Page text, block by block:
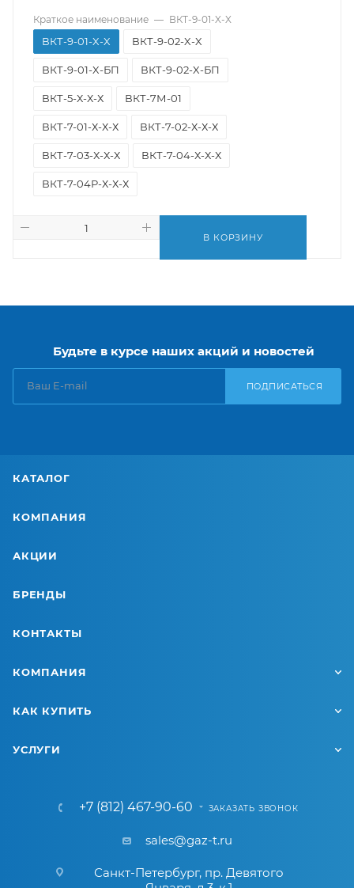
Краткое наименование — ВКТ-9-01-X-X
ВКТ-9-01-X-X ВКТ-9-02-X-X
ВКТ-9-01-X-БП ВКТ-9-02-X-БП
ВКТ-5-Х-Х-Х ВКТ-7М-01
ВКТ-7-01-Х-Х-Х ВКТ-7-02-Х-Х-Х
ВКТ-7-03-Х-Х-Х ВКТ-7-04-Х-Х-Х
ВКТ-7-04Р-Х-Х-Х
В КОРЗИНУ
Будьте в курсе наших акций и новостей
ПОДПИСАТЬСЯ
КАТАЛОГ
КОМПАНИЯ
АКЦИИ
БРЕНДЫ
КОНТАКТЫ
КОМПАНИЯ
КАК КУПИТЬ
УСЛУГИ
+7 (812) 467-90-60 ЗАКАЗАТЬ ЗВОНОК
sales@gaz-t.ru
Санкт-Петербург, пр. Девятого